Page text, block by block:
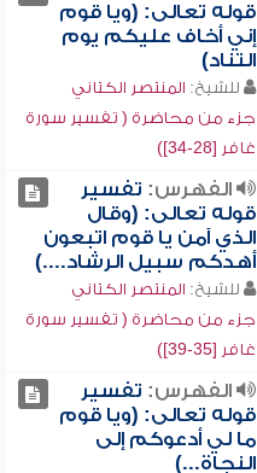
قوله تعالى: (ويا قوم
إني أخاف عليكم يوم
التناد)
للشيخ: المنتصر الكتاني
جزء من محاضرة ( تفسير سورة
غافر [28-34])
الفهرس: تفسير
قوله تعالى: (وقال
الذي آمن يا قوم اتبعون
أهدكم سبيل الرشاد....)
للشيخ: المنتصر الكتاني
جزء من محاضرة ( تفسير سورة
غافر [35-39])
الفهرس: تفسير
قوله تعالى: (ويا قوم
ما لي أدعوكم إلى
النجاة...)